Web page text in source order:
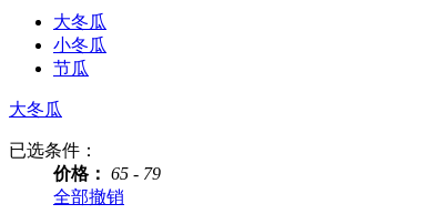
大冬瓜
小冬瓜
节瓜
大冬瓜
已选条件：
价格： 65 - 79
全部撤销